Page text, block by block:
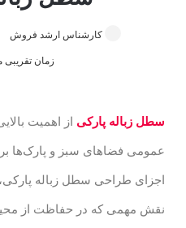
کارشناس ارشد فروش
زمان تقریبی
سطل زباله پارکی از اهمیت
عمومی فضاهای سبز و پارک‌ها
اجزای طراحی سطل زباله
نقش مهمی که در حفاظت از